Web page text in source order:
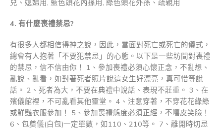
兒、媳婦用, 藍色頭花內孫用, 綠色頭花外孫、疏親用
4. 有什麼喪禮禁忌?
有很多人都相信得神之說，因此，當面對死亡或死亡的儀式，
總會有人抱著「不要犯禁忌」的心態。以下是一些坊間對喪禮
的禁忌，信不信由你！ 1、參加喪禮必須心懷正念，不亂想、
亂說、亂看，如對著死者照片說這女生好漂亮，真可惜等說
話。 2、死者為大，不要在典禮中說話、表現不莊重。 3、在
殯儀館裡，不可亂看其他靈堂。 4、注意穿著，不穿花花綠綠
或鮮豔衣服參加！ 5、參加喪禮態度必須正經，不嘻皮笑臉！
6、包奠儀(白包)一定單數，如110、210等。 7、離開時切忌